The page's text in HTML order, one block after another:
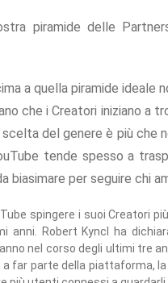
piramide delle
a quella piramide ideale
che i Creatori iniziano a
scelta del genere è più che
tende spesso a
biasimare per seguire chi
spingere i suoi Creatori
anni. Robert Kyncl ha
nel corso degli ultimi tre
far parte della piattaforma,